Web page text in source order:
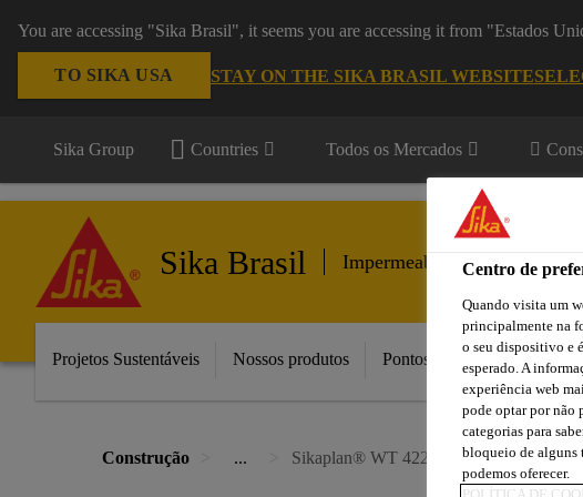
You are accessing "Sika Brasil", it seems you are accessing it from "Estados
TO SIKA USA STAY ON THE SIKA BRASIL WEBSITE
Sika Group Countries Todos os Mercados
Sika Brasil Impermeabilização
Projetos Sustentáveis Nossos produtos Pontos de Venda
Construção ... Sikaplan® WT 4220-15 C
Centro de
Quando visita um
principalmente na
o seu dispositivo e
esperado. A
experiência web
pode optar por não
categorias para
bloqueio de alguns
podemos oferecer.